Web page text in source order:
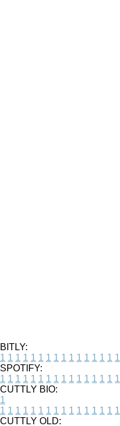
BITLY:
1 1 1 1 1 1 1 1 1 1 1 1 1 1 1 1
SPOTIFY:
1 1 1 1 1 1 1 1 1 1 1 1 1 1 1 1
CUTTLY BIO:
1
1 1 1 1 1 1 1 1 1 1 1 1 1 1 1 1
CUTTLY OLD: